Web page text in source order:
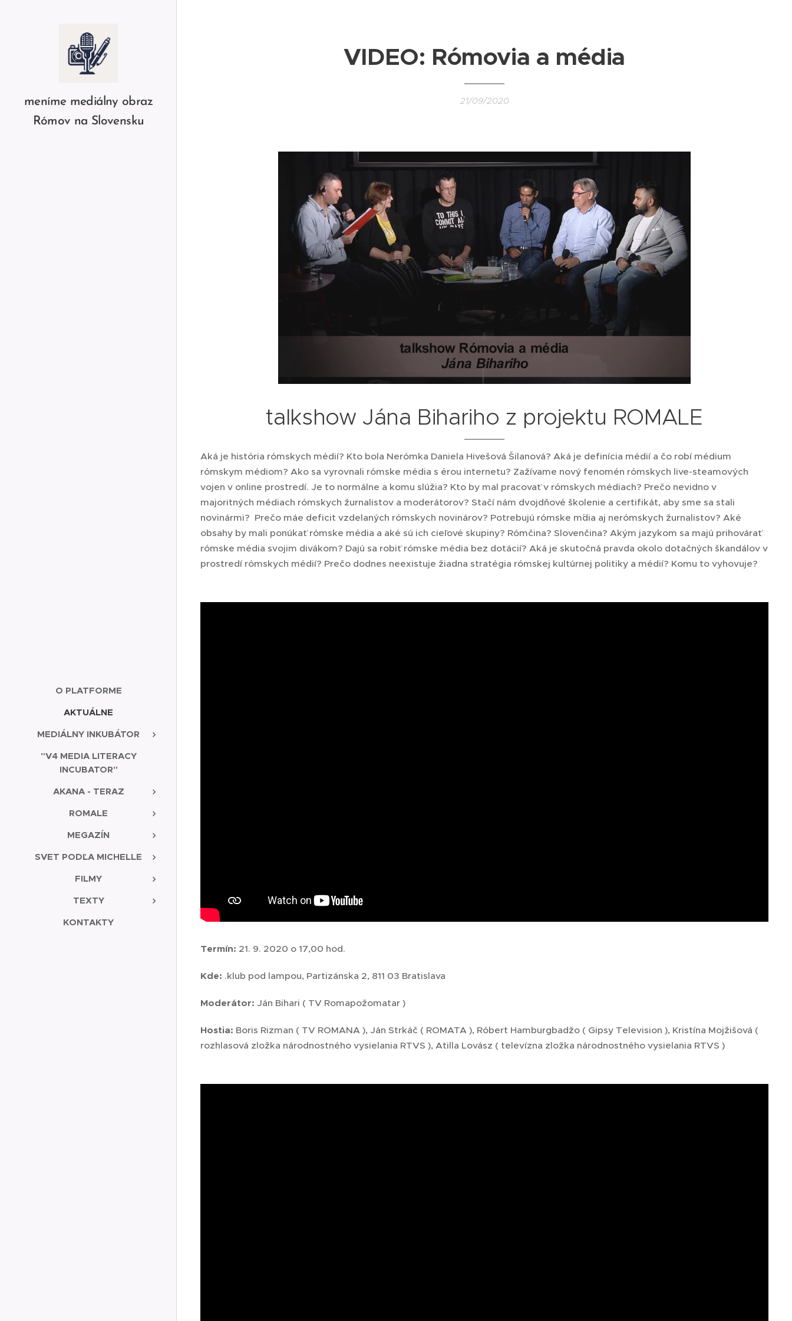
meníme mediálny obraz
Rómov na Slovensku
O PLATFORME
AKTUÁLNE
MEDIÁLNY INKUBÁTOR
"V4 MEDIA LITERACY
INCUBATOR"
AKANA - TERAZ
ROMALE
MEGAZÍN
SVET PODĽA MICHELLE
FILMY
TEXTY
KONTAKTY
VIDEO: Rómovia a média
21/09/2020
talkshow Jána Bihariho z projektu ROMALE
Aká je história rómskych médií? Kto bola Nerómka Daniela Hivešová Šilanová? Aká je definícia médií a čo robí médium
rómskym médiom? Ako sa vyrovnali rómske média s érou internetu? Zažívame nový fenomén rómskych live-steamových
vojen v online prostredí. Je to normálne a komu slúžia? Kto by mal pracovať v rómskych médiach? Prečo nevidno v
majoritných médiach rómskych žurnalistov a moderátorov? Stačí nám dvojdňové školenie a certifikát, aby sme sa stali
novinármi? Prečo máe deficit vzdelaných rómskych novinárov? Potrebujú rómske m´dia aj nerómskych žurnalistov? Aké
obsahy by mali ponúkať rómske média a aké sú ich cieľové skupiny? Rómčina? Slovenčina? Akým jazykom sa majú prihovárať
rómske média svojim divákom? Dajú sa robiť rómske média bez dotácií? Aká je skutočná pravda okolo dotačných škandálov v
prostredí rómskych médií? Prečo dodnes neexistuje žiadna stratégia rómskej kultúrnej politiky a médií? Komu to vyhovuje?
Termín: 21. 9. 2020 o 17,00 hod.
Kde: .klub pod lampou, Partizánska 2, 811 03 Bratislava
Moderátor: Ján Bihari ( TV Romapožomatar )
Hostia: Boris Rizman ( TV ROMANA ), Ján Strkáč ( ROMATA ), Róbert Hamburgbadžo ( Gipsy Television ), Kristína Mojžišová (
rozhlasová zložka národnostného vysielania RTVS ), Atilla Lovász ( televízna zložka národnostného vysielania RTVS )